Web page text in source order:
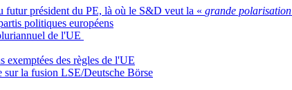
futur président du PE, là où le S&D veut la « grande polarisation
politiques européens
de l'UE
exemptées des règles de l'UE
sur la fusion LSE/Deutsche Börse